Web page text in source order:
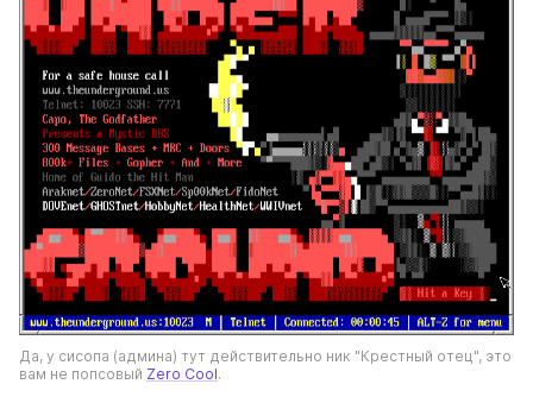
Да, у сисопа (админа) тут действительно ник "Крестный отец", это
вам не попсовый Zero Cool.